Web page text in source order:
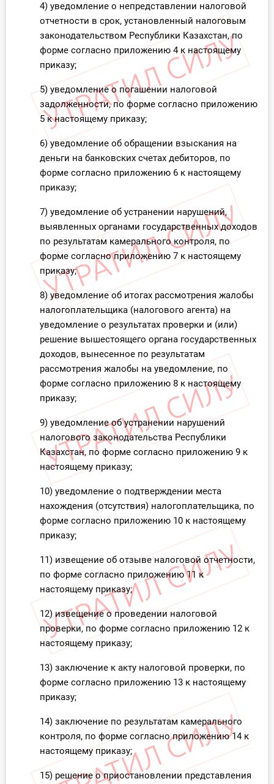
4) уведомление о непредставлении налоговой
отчетности в срок, установленный налоговым
законодательством Республики Казахстан, по
форме согласно приложению 4 к настоящему
приказу;
5) уведомление о погашении налоговой
задолженности, по форме согласно приложению
5 к настоящему приказу;
6) уведомление об обращении взыскания на
деньги на банковских счетах дебиторов, по
форме согласно приложению 6 к настоящему
приказу;
7) уведомление об устранении нарушений,
выявленных органами государственных доходов
по результатам камерального контроля, по
форме согласно приложению 7 к настоящему
приказу;
8) уведомление об итогах рассмотрения жалобы
налогоплательщика (налогового агента) на
уведомление о результатах проверки и (или)
решение вышестоящего органа государственных
доходов, вынесенное по результатам
рассмотрения жалобы на уведомление, по
форме согласно приложению 8 к настоящему
приказу;
9) уведомление об устранении нарушений
налогового законодательства Республики
Казахстан, по форме согласно приложению 9 к
настоящему приказу;
10) уведомление о подтверждении места
нахождения (отсутствия) налогоплательщика, по
форме согласно приложению 10 к настоящему
приказу;
11) извещение об отзыве налоговой отчетности,
по форме согласно приложению 11 к
настоящему приказу;
12) извещение о проведении налоговой
проверки, по форме согласно приложению 12 к
настоящему приказу;
13) заключение к акту налоговой проверки, по
форме согласно приложению 13 к настоящему
приказу;
14) заключение по результатам камерального
контроля, по форме согласно приложению 14 к
настоящему приказу;
15) решение о приостановлении представления